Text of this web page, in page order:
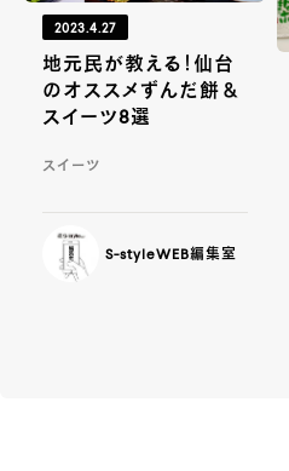
2023.4.27
地元民が教える！仙台
のオススメずんだ餅＆
スイーツ8選
スイーツ
S-styleWEB編集室